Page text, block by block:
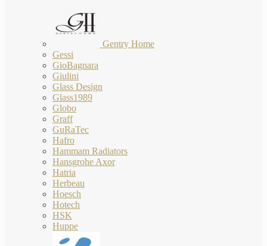
Gentry Home
Gessi
GioBagnara
Giulini
Glass Design
Glass1989
Globo
Graff
GuRaTec
Hafro
Hammam Radiators
Hansgrohe Axor
Hatria
Herbeau
Hoesch
Hotech
HSK
Huppe